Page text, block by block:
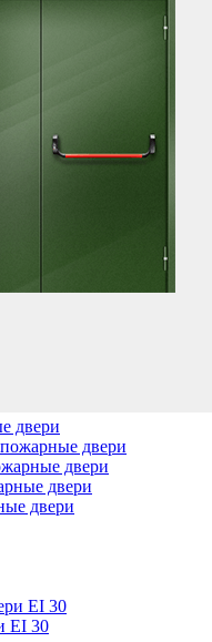
двери
двери
двери
EI 30